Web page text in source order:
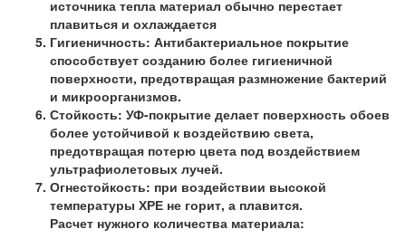
источника тепла материал обычно перестает
плавиться и охлаждается
Гигиеничность: Антибактериальное покрытие
способствует созданию более гигиеничной
поверхности, предотвращая размножение бактерий
и микроорганизмов.
Стойкость: УФ-покрытие делает поверхность обоев
более устойчивой к воздействию света,
предотвращая потерю цвета под воздействием
ультрафиолетовых лучей.
Огнестойкость: при воздействии высокой
температуры ХРЕ не горит, а плавится.
Расчет нужного количества материала: